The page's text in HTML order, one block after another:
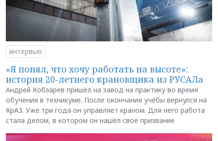
интервью
«Я понял, что хочу работать на высоте»:
история 20-летнего крановщика из РУСАЛа
Андрей Кобзарев пришёл на завод на практику во время
обучения в техникуме. После окончания учёбы вернулся на
КрАЗ. Уже три года он управляет краном. Для него работа
стала делом, в котором он нашёл своё призвание